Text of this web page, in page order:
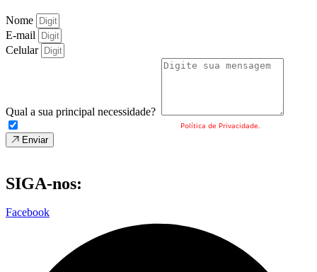
Nome
E-mail
Celular
Qual a sua principal necessidade?
Política de Privacidade.
Enviar
SIGA-nos:
Facebook